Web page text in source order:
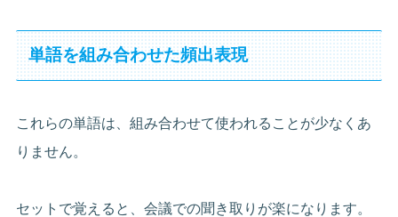
単語を組み合わせた頻出表現
これらの単語は、組み合わせて使われることが少なくあ
りません。
セットで覚えると、会議での聞き取りが楽になります。